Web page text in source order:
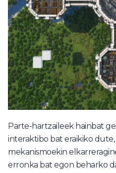
Parte-hartzaileek hainbat
interaktibo bat eraikiko
mekanismoekin
erronka bat egon beharko